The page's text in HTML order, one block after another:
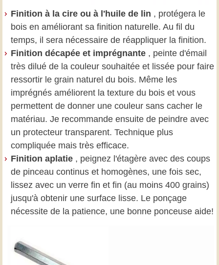
Finition à la cire ou à l'huile de lin , protégera le
bois en améliorant sa finition naturelle. Au fil du
temps, il sera nécessaire de réappliquer la finition.
Finition décapée et imprégnante , peinte d'émail
très dilué de la couleur souhaitée et lissée pour faire
ressortir le grain naturel du bois. Même les
imprégnés améliorent la texture du bois et vous
permettent de donner une couleur sans cacher le
matériau. Je recommande ensuite de peindre avec
un protecteur transparent. Technique plus
compliquée mais très efficace.
Finition aplatie , peignez l'étagère avec des coups
de pinceau continus et homogènes, une fois sec,
lissez avec un verre fin et fin (au moins 400 grains)
jusqu'à obtenir une surface lisse. Le ponçage
nécessite de la patience, une bonne ponceuse aide!